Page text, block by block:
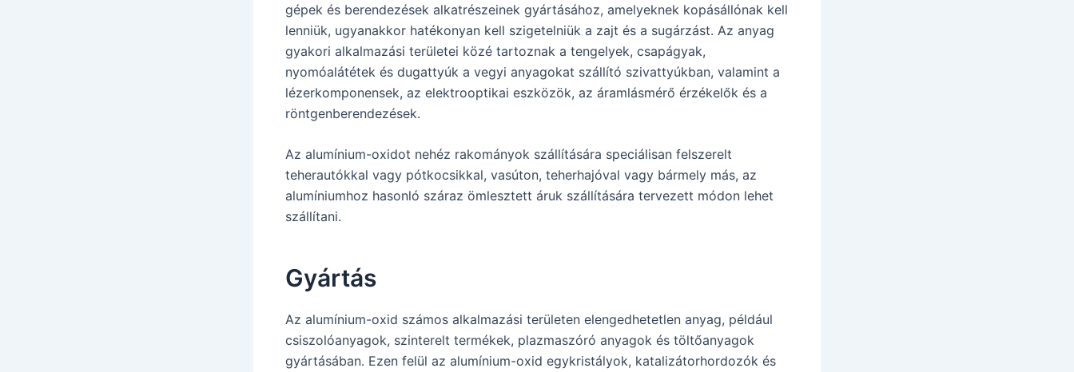
gépek és berendezések alkatrészeinek gyártásához, amelyeknek kopásállónak kell
lenniük, ugyanakkor hatékonyan kell szigetelniük a zajt és a sugárzást. Az anyag
gyakori alkalmazási területei közé tartoznak a tengelyek, csapágyak,
nyomóalátétek és dugattyúk a vegyi anyagokat szállító szivattyúkban, valamint a
lézerkomponensek, az elektrooptikai eszközök, az áramlásmérő érzékelők és a
röntgenberendezések.
Az alumínium-oxidot nehéz rakományok szállítására speciálisan felszerelt
teherautókkal vagy pótkocsikkal, vasúton, teherhajóval vagy bármely más, az
alumíniumhoz hasonló száraz ömlesztett áruk szállítására tervezett módon lehet
szállítani.
Gyártás
Az alumínium-oxid számos alkalmazási területen elengedhetetlen anyag, például
csiszolóanyagok, szinterelt termékek, plazmaszóró anyagok és töltőanyagok
gyártásában. Ezen felül az alumínium-oxid egykristályok, katalizátorhordozók és